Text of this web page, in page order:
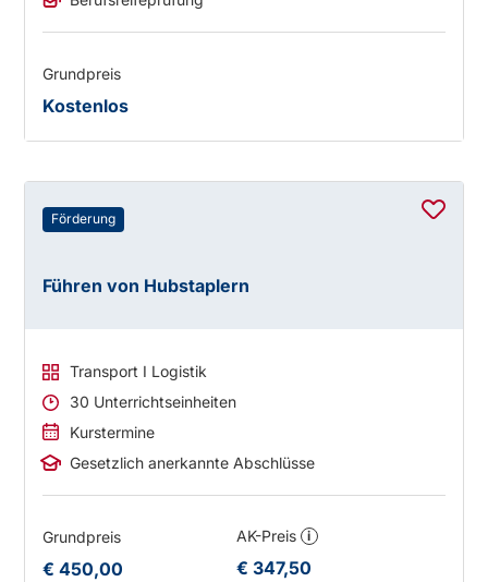
Grundpreis
Kostenlos
Förderung
Führen von Hubstaplern
Transport I Logistik
30 Unterrichtseinheiten
Kurstermine
Gesetzlich anerkannte Abschlüsse
Grundpreis
€ 450,00
AK-Preis i
€ 347,50